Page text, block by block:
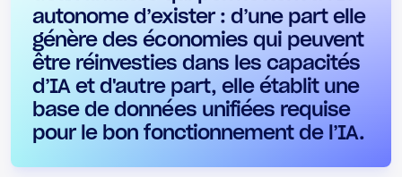
autonome d’exister : d’une part elle
génère des économies qui peuvent
être réinvesties dans les capacités
d’IA et d'autre part, elle établit une
base de données unifiées requise
pour le bon fonctionnement de l’IA.